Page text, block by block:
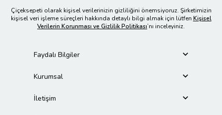
Çiçeksepeti olarak kişisel verilerinizin gizliliğini önemsiyoruz. Şirketimizin
kişisel veri işleme süreçleri hakkında detaylı bilgi almak için lütfen Kişisel
Verilerin Korunması ve Gizlilik Politikası’nı inceleyiniz.
Faydalı Bilgiler
Kurumsal
İletişim